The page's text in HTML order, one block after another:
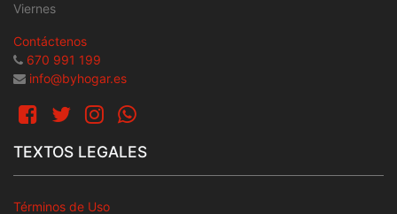
Viernes
Contáctenos
670 991 199
info@byhogar.es
TEXTOS LEGALES
Términos de Uso